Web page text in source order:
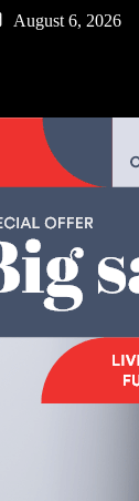
August 6, 2026